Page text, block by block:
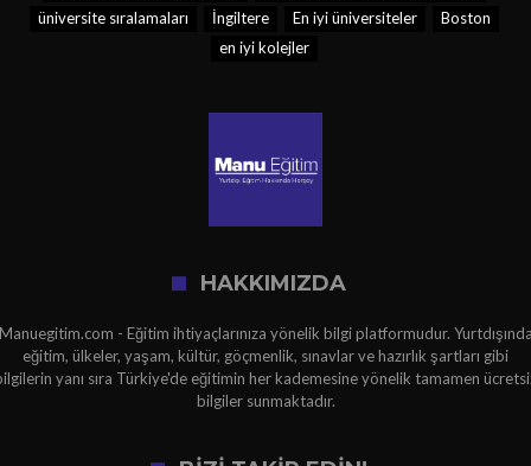
üniversite sıralamaları
İngiltere En iyi üniversiteler
Boston
en iyi kolejler
HAKKIMIZDA
- Eğitim ihtiyaçlarınıza yönelik bilgi platformudur.
eğitim, ülkeler, yaşam, kültür, göçmenlik, sınavlar ve hazırlık şartları gibi
yanı sıra Türkiye'de eğitimin her kademesine yönelik tamamen
bilgiler sunmaktadır.